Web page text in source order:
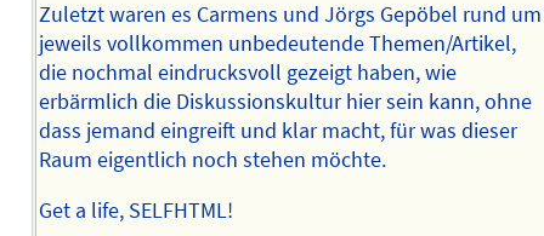
Zuletzt waren es Carmens und Jörgs Gepöbel rund um
jeweils vollkommen unbedeutende Themen/Artikel,
die nochmal eindrucksvoll gezeigt haben, wie
erbärmlich die Diskussionskultur hier sein kann, ohne
dass jemand eingreift und klar macht, für was dieser
Raum eigentlich noch stehen möchte.
Get a life, SELFHTML!